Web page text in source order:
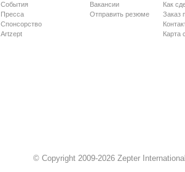
События
Пресса
Спонсорство
Artzept
Вакансии
Отправить резюме
Как
Заказ
Карта
© Copyright 2009-2026 Zepter